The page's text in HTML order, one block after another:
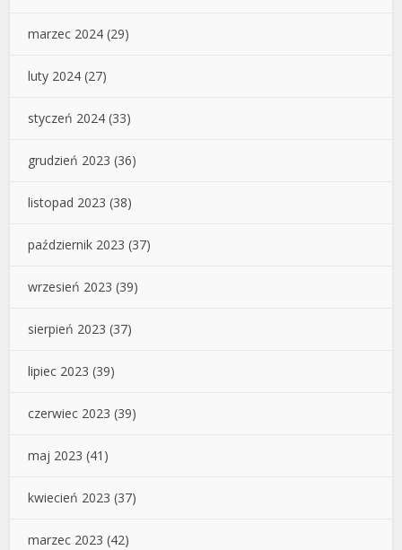
marzec 2024 (29)
luty 2024 (27)
styczeń 2024 (33)
grudzień 2023 (36)
listopad 2023 (38)
październik 2023 (37)
wrzesień 2023 (39)
sierpień 2023 (37)
lipiec 2023 (39)
czerwiec 2023 (39)
maj 2023 (41)
kwiecień 2023 (37)
marzec 2023 (42)